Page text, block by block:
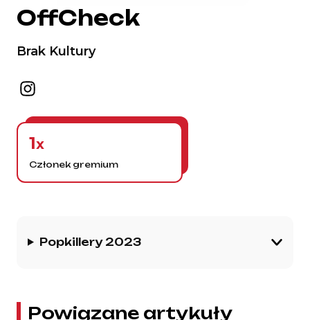
OffCheck
Brak Kultury
1x
Członek gremium
Popkillery 2023
Powiązane artykuły